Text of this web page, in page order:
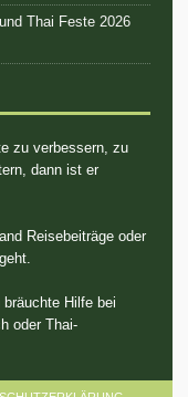
Thai Feste 2026
zu verbessern, zu
dann ist er
Reisebeiträge oder
Hilfe bei
oder Thai-